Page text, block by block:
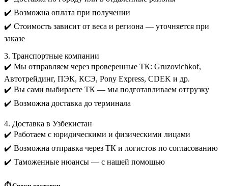
✔️ Возможна оплата при получении
✔️ Стоимость зависит от веса и региона — уточняется при
заказе
3. Транспортные компании
✔️ Мы отправляем через проверенные ТК: Gruzovichkof,
Автотрейдинг, ПЭК, КСЭ, Pony Express, CDEK и др.
✔️ Вы сами выбираете ТК — мы подготавливаем отгрузку
✔️ Возможна доставка до терминала
4. Доставка в Узбекистан
✔️ Работаем с юридическими и физическими лицами
✔️ Возможна отправка через ТК и логистов по согласованию
✔️ Таможенные нюансы — с нашей помощью